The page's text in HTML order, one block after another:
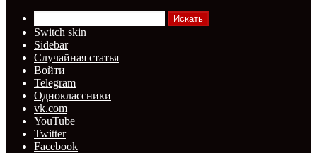
Искать
Switch skin
Sidebar
Случайная статья
Войти
Telegram
Одноклассники
vk.com
YouTube
Twitter
Facebook